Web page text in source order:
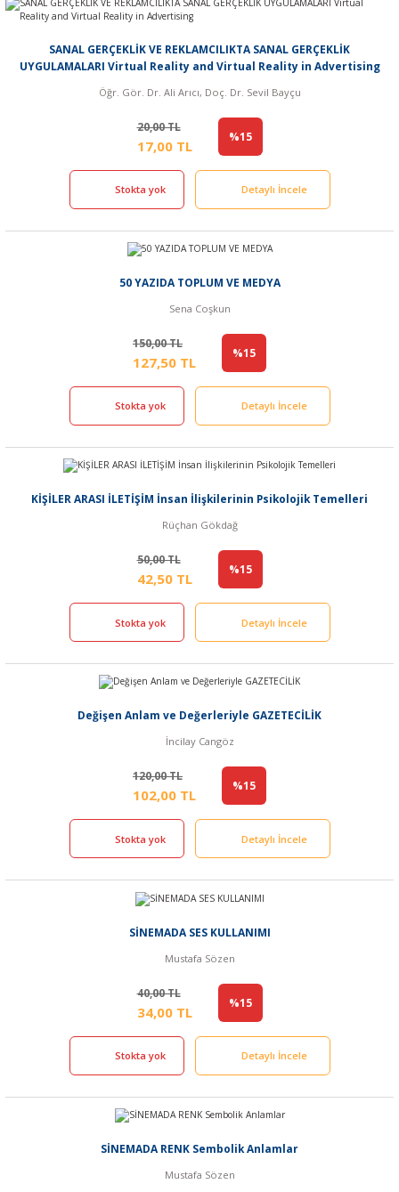
SANAL GERÇEKLİK VE REKLAMCILIKTA SANAL GERÇEKLİK
UYGULAMALARI Virtual Reality and Virtual Reality in Advertising
Öğr. Gör. Dr. Ali Arıcı, Doç. Dr. Sevil Bayçu
20,00 TL
17,00 TL
%15
Stokta yok Detaylı İncele
50 YAZIDA TOPLUM VE MEDYA
Sena Coşkun
150,00 TL
127,50 TL
%15
Stokta yok Detaylı İncele
KİŞİLER ARASI İLETİŞİM İnsan İlişkilerinin Psikolojik Temelleri
Rüçhan Gökdağ
50,00 TL
42,50 TL
%15
Stokta yok Detaylı İncele
Değişen Anlam ve Değerleriyle GAZETECİLİK
İncilay Cangöz
120,00 TL
102,00 TL
%15
Stokta yok Detaylı İncele
SİNEMADA SES KULLANIMI
Mustafa Sözen
40,00 TL
34,00 TL
%15
Stokta yok Detaylı İncele
SİNEMADA RENK Sembolik Anlamlar
Mustafa Sözen